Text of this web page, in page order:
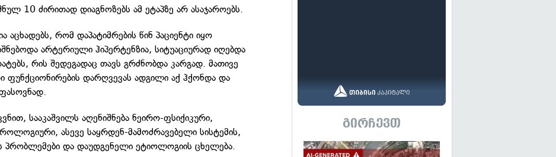
10 ძირითად დიაგნოზებს ამ ეტაპზე არ ასაჯაროებს.
აცხადებს, რომ დაპატიმრების წინ პაციენტი იყო
არტერიული ჰიპერტენზია, სიტუაციურად იღებდა
რის შედეგადაც თავს გრძნობდა კარგად. მათივე
ფუნქციონირების დარღვევას ადგილი აქ ჰქონდა და
სააკაშვილს აღენიშნება ნეირო-ფსიქიკური,
ასევე საყრდენ-მამოძრავებელი სისტემის,
პრობლემები და დაუდგენელი ეტიოლოგიის ცხელება.
გირჩევთ